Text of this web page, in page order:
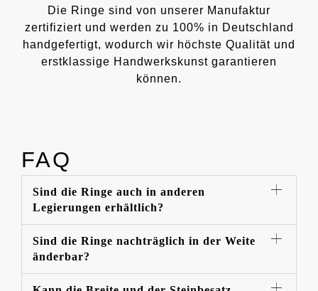
Die Ringe sind von unserer Manufaktur
zertifiziert und werden zu 100% in Deutschland
handgefertigt, wodurch wir höchste Qualität und
erstklassige Handwerkskunst garantieren
können.
FAQ
Sind die Ringe auch in anderen
Legierungen erhältlich?
Sind die Ringe nachträglich in der Weite
änderbar?